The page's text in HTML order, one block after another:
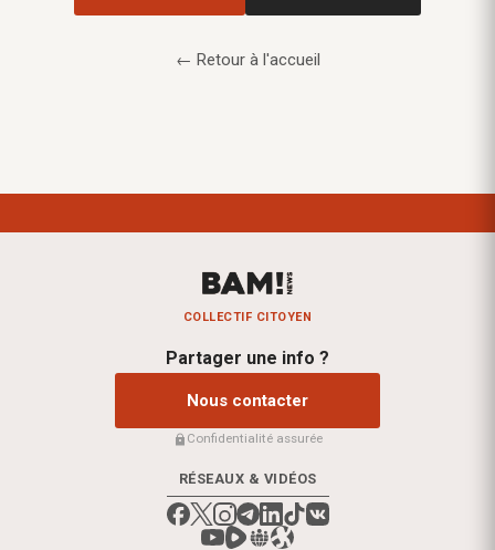
← Retour à l'accueil
COLLECTIF CITOYEN
Partager une info ?
Nous contacter
Confidentialité assurée
RÉSEAUX & VIDÉOS